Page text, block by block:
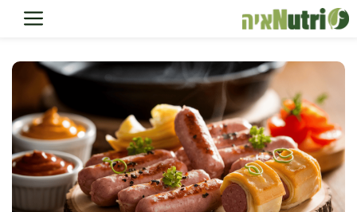
לדלג
לתוכן